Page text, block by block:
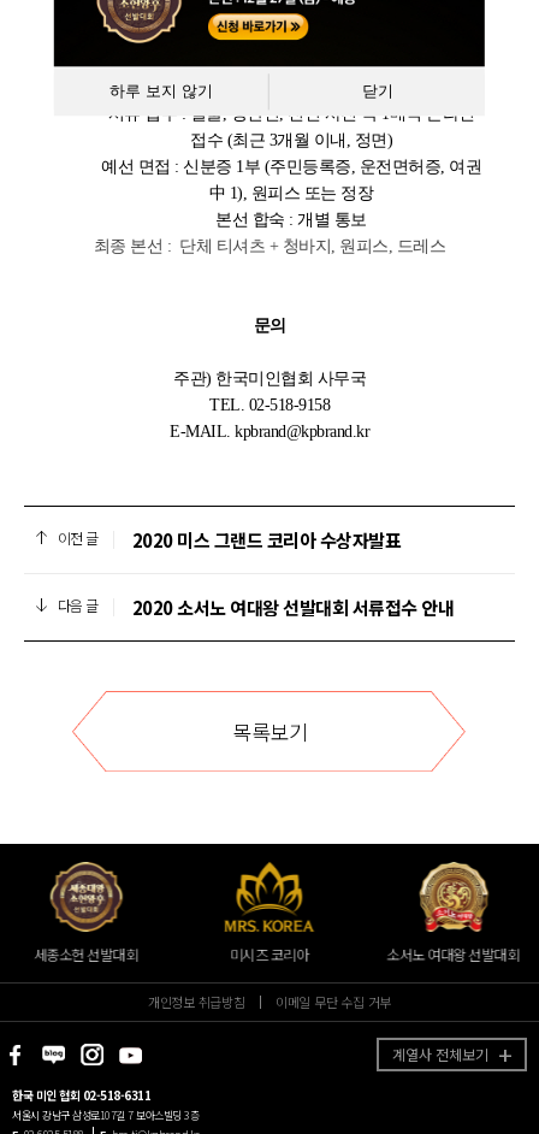
참가 준비물
서류 접수 : 얼굴, 상반신, 전신 사진 각 1매씩 온라인
접수 (최근 3개월 이내, 정면)
예선 면접 : 신분증 1부 (주민등록증, 운전면허증, 여권
中 1), 원피스 또는 정장
본선 합숙 : 개별 통보
최종 본선 : 단체 티셔츠 + 청바지, 원피스, 드레스
문의
주관) 한국미인협회 사무국
TEL. 02-518-9158
E-MAIL. kpbrand@kpbrand.kr
이전 글 2020 미스 그랜드 코리아 수상자발표
다음 글 2020 소서노 여대왕 선발대회 서류접수 안내
목록보기
하루 보지 않기 닫기
세종소헌 선발대회 미시즈 코리아 소서노 여대왕 선발대회
개인정보 취급방침 이메일 무단 수집 거부
계열사 전체보기
한국 미인 협회 02-518-6311
서울시 강남구 삼성로107길 7 보아스빌딩 3층